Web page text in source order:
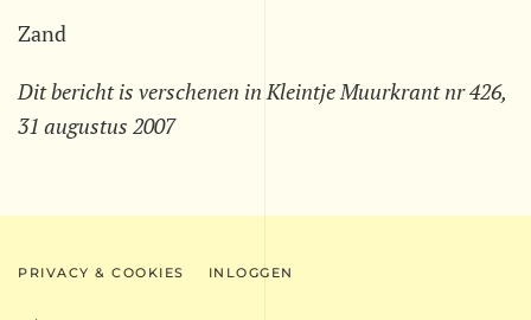
Zand
Dit bericht is verschenen in Kleintje Muurkrant nr 426,
31 augustus 2007
PRIVACY & COOKIES INLOGGEN